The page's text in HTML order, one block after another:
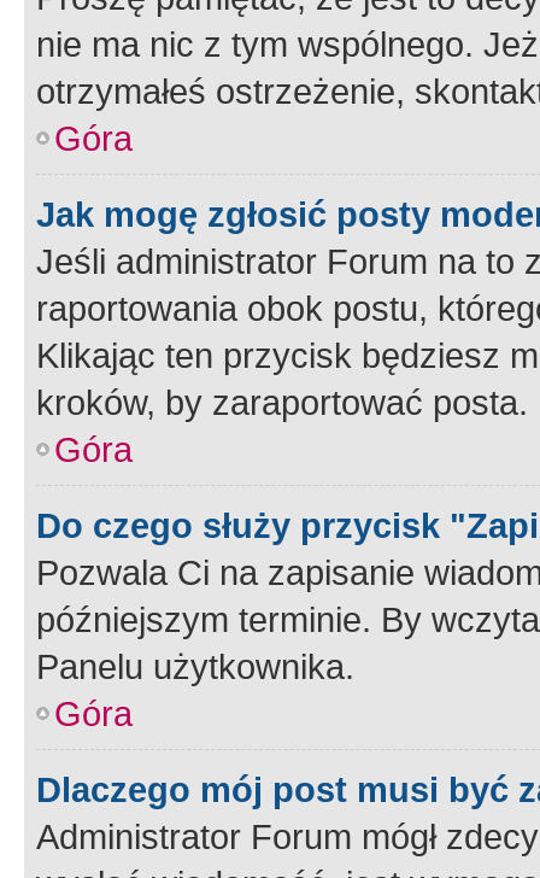
nie ma nic z tym wspólnego.
otrzymałeś ostrzeżenie,
Góra
Jak mogę zgłosić posty
Jeśli administrator Forum na to
raportowania obok postu,
Klikając ten przycisk będziesz
kroków, by zaraportować posta.
Góra
Do czego służy przycisk
Pozwala Ci na zapisanie
późniejszym terminie. By
Panelu użytkownika.
Góra
Dlaczego mój post musi być
Administrator Forum mógł